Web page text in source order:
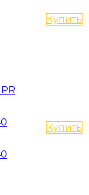
Купить
Купить